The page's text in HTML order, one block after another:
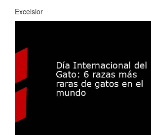
Excelsior